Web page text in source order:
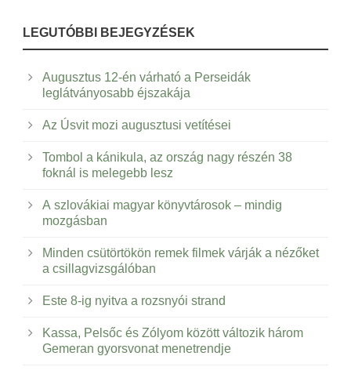
LEGUTÓBBI BEJEGYZÉSEK
Augusztus 12-én várható a Perseidák
leglátványosabb éjszakája
Az Úsvit mozi augusztusi vetítései
Tombol a kánikula, az ország nagy részén 38
foknál is melegebb lesz
A szlovákiai magyar könyvtárosok – mindig
mozgásban
Minden csütörtökön remek filmek várják a nézőket
a csillagvizsgálóban
Este 8-ig nyitva a rozsnyói strand
Kassa, Pelsőc és Zólyom között változik három
Gemeran gyorsvonat menetrendje